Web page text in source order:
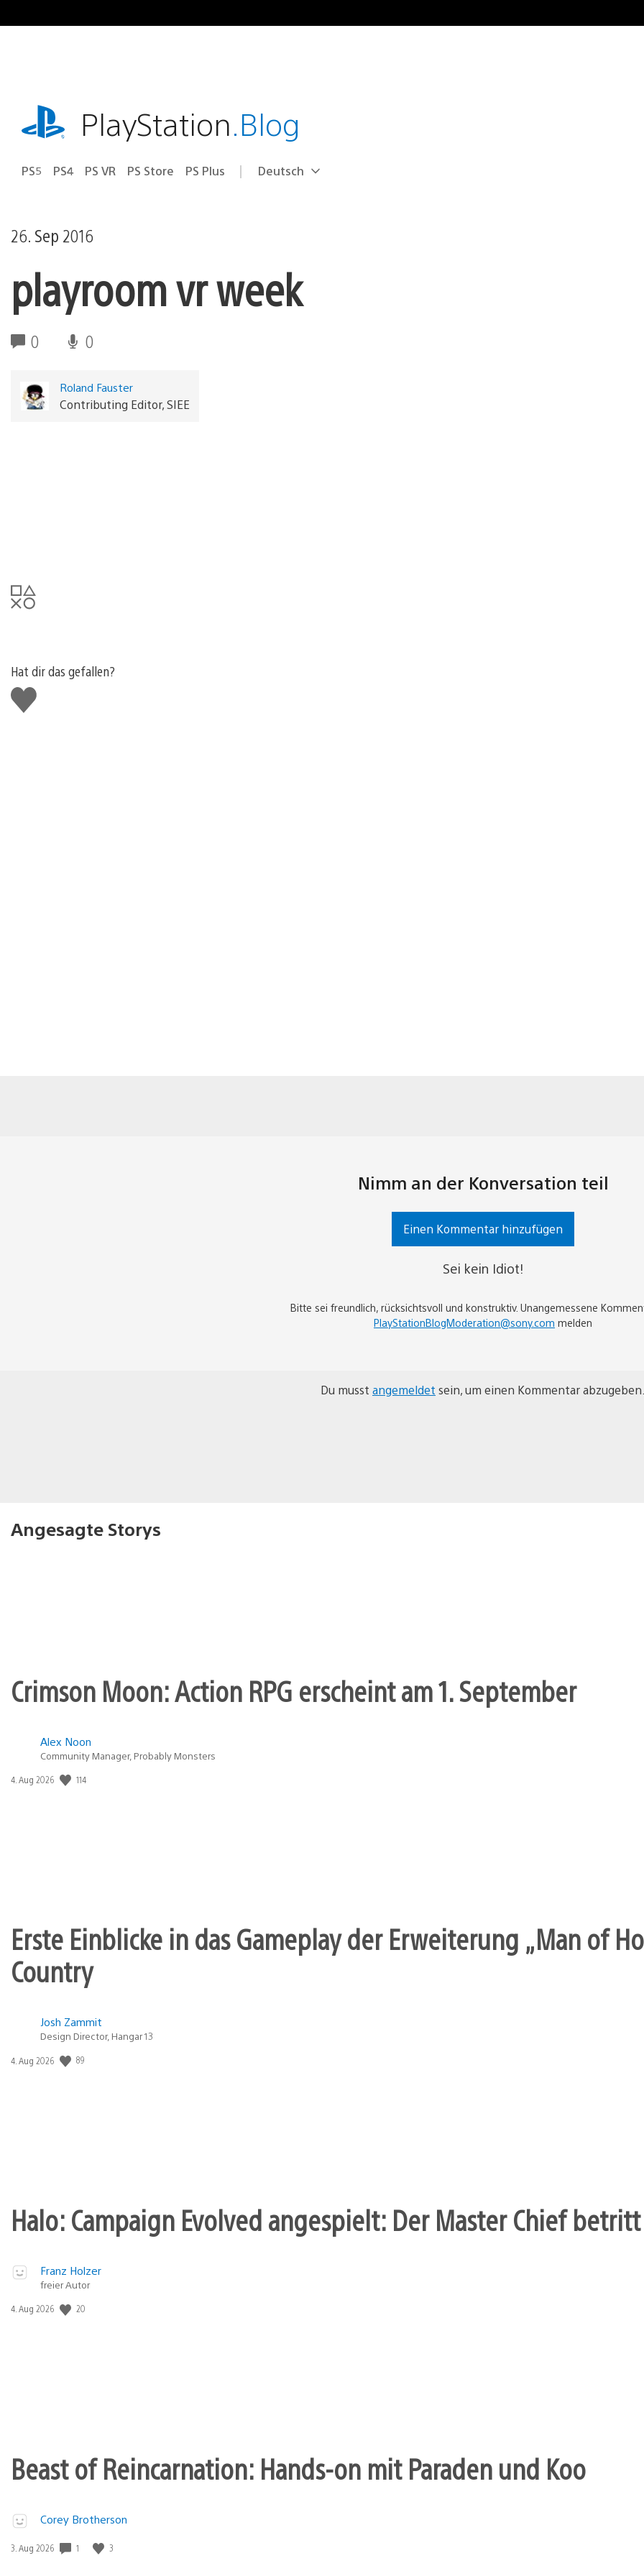
Inhalt
playstation.comPlayStation.Blog
PS5 PS4 PS VR PS Store PS Plus Select
Aktuelle
Deutsch
26. Sep 2016
playroom vr week
0 0
Roland Fauster
Contributing Editor, SIEE
Hat dir das gefallen?
Gefällt
mir
Nimm an der Konversation teil
Einen Kommentar hinzufügen
Sei kein Idiot!
Bitte sei freundlich, rücksichtsvoll und konstruktiv. Unangemessene
PlayStationBlogModeration@sony.com melden
Du musst angemeldet sein, um einen Kommentar abzugeben.
Angesagte Storys
Crimson Moon: Action RPG erscheint am 1. September
Alex Noon
Community Manager, Probably Monsters
Veröffentlichungsdatum:
4. Aug 2026 114
Erste Einblicke in das Gameplay der Erweiterung „Man of
Country
Josh Zammit
Design Director, Hangar 13
Veröffentlichungsdatum:
4. Aug 2026 89
Halo: Campaign Evolved angespielt: Der Master Chief betritt
Franz Holzer
freier Autor
Veröffentlichungsdatum:
4. Aug 2026 20
Beast of Reincarnation: Hands-on mit Paraden und Koo
Corey Brotherson
Veröffentlichungsdatum:
3. Aug 2026 1 3